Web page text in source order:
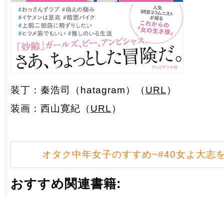
装丁：秦浩司（hatagram）（ URL ）
装画：西山寛紀（ URL ）
オタク中年女子のすすめ~#40女よ大志
おすすめ関連書籍: